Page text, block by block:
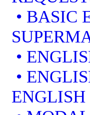
• BASIC
•
•
ENGLISH